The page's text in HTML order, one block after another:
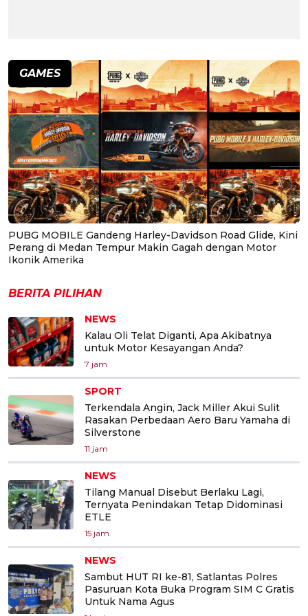
GAMES
PUBG MOBILE Gandeng Harley-Davidson Road Glide, Kini
Perang di Medan Tempur Makin Gagah dengan Motor
Ikonik Amerika
BERITA PILIHAN
NEWS
Kalau Oli Telat Diganti, Apa Akibatnya
untuk Motor Kesayangan Anda?
7 jam
SPORT
Terkendala Angin, Jack Miller Akui Sulit
Rasakan Perbedaan Aero Baru Yamaha di
Silverstone
11 jam
NEWS
Tilang Manual Disebut Berlaku Lagi,
Ternyata Penindakan Tetap Didominasi
ETLE
15 jam
NEWS
Sambut HUT RI ke-81, Satlantas Polres
Pasuruan Kota Buka Program SIM C Gratis
Untuk Nama Agus